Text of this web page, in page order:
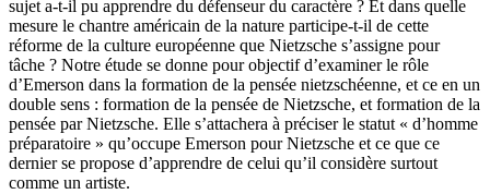
sujet a-t-il pu apprendre du défenseur du caractère ? Et dans quelle
mesure le chantre américain de la nature participe-t-il de cette
réforme de la culture européenne que Nietzsche s’assigne pour
tâche ? Notre étude se donne pour objectif d’examiner le rôle
d’Emerson dans la formation de la pensée nietzschéenne, et ce en un
double sens : formation de la pensée de Nietzsche, et formation de la
pensée par Nietzsche. Elle s’attachera à préciser le statut « d’homme
préparatoire » qu’occupe Emerson pour Nietzsche et ce que ce
dernier se propose d’apprendre de celui qu’il considère surtout
comme un artiste.